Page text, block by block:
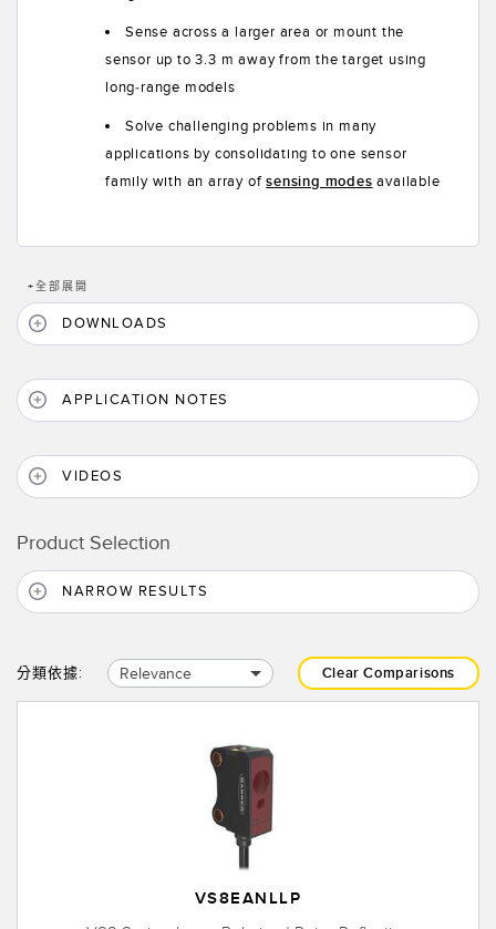
Sense across a larger area or mount the
sensor up to 3.3 m away from the target using
long-range models
Solve challenging problems in many
applications by consolidating to one sensor
family with an array ofsensing modes available
+全部展開
DOWNLOADS
APPLICATION NOTES
VIDEOS
Product Selection
NARROW RESULTS
分類依據: Relevance Clear Comparisons
VS8EANLLP